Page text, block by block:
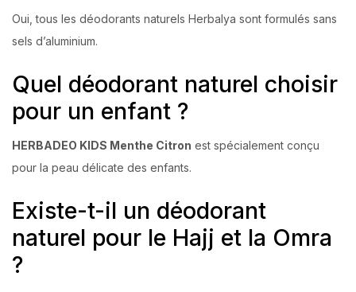
Oui, tous les déodorants naturels Herbalya sont formulés sans
sels d’aluminium.
Quel déodorant naturel choisir
pour un enfant ?
HERBADEO KIDS Menthe Citron est spécialement conçu
pour la peau délicate des enfants.
Existe-t-il un déodorant
naturel pour le Hajj et la Omra
?